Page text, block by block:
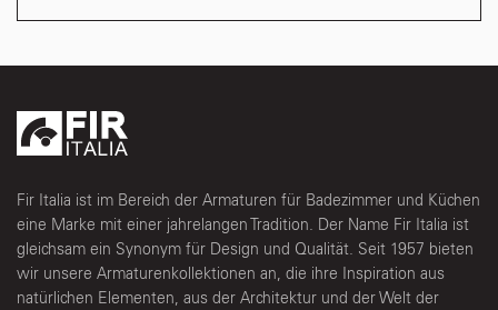
Fir Italia ist im Bereich der Armaturen für Badezimmer und Küchen
eine Marke mit einer jahrelangen Tradition. Der Name Fir Italia ist
gleichsam ein Synonym für Design und Qualität. Seit 1957 bieten
wir unsere Armaturenkollektionen an, die ihre Inspiration aus
natürlichen Elementen, aus der Architektur und der Welt der